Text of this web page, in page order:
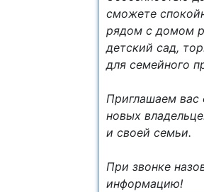
сможете
рядом с домом
детский сад,
для семейного
Приглашаем вас
новых
и своей семьи.
При звонке
информацию!